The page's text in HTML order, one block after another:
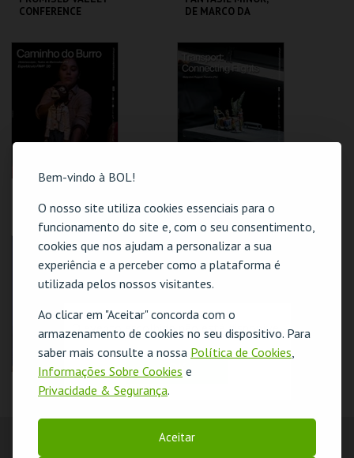
Bem-vindo à BOL!
O nosso site utiliza cookies essenciais para o
funcionamento do site e, com o seu consentimento,
cookies que nos ajudam a personalizar a sua
experiência e a perceber como a plataforma é
utilizada pelos nossos visitantes.
Ao clicar em "Aceitar" concorda com o
armazenamento de cookies no seu dispositivo. Para
saber mais consulte a nossa Política de Cookies,
Informações Sobre Cookies e
Privacidade & Segurança.
Aceitar
CONFERENCE
T. M. CONSTANTINO
NERY
MAIS INFO
COMPRAR
DE MARCO DA
T. M. CONSTANTINO
NERY
MAIS INFO
COMPRAR
BURRO - FIMP'26
T. M. CONSTANTINO
MAIS INFO
CONNECTING
FLIGHTS - FIMP'26
T. M. CONSTANTINO
MAIS INFO
COMPRAR
PEDRO MELO
ALVES' OMNIAE
O evento escolhido não está disponível
OK